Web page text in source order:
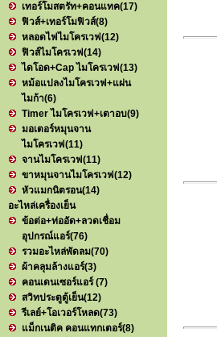
เทอร์โมสตรัท+คอนแทค(17)
ฟิวส์+เทอร์โมฟิวส์(8)
หลอดไฟไมโครเวฟ(12)
ฟิวส์ไมโครเวฟ(14)
ไดโอด+Cap ไมโครเวฟ(13)
หม้อแปลงไมโครเวฟ+แผ่น
ไมก้า(6)
Timer ไมโครเวฟ+เตาอบ(9)
มอเตอร์หมุนจาน
ไมโครเวฟ(11)
จานไมโครเวฟ(11)
ขาหมุนจานไมโครเวฟ(12)
หัวแมกนิตรอน(14)
อะไหล่เครื่องเย็น
ข้อต่อ+ท่ออัด+ลวดเชื่อม
อุปกรณ์แอร์(76)
รวมอะไหล่พัดลม(70)
ผ้าคลุมล้างแอร์(3)
คอนเดนเซอร์แอร์(7)
สวิทประตูตู้เย็น(12)
รีเลย์+โอเวอร์โหลด(73)
แม็กเนติค คอนแทกเตอร์(8)